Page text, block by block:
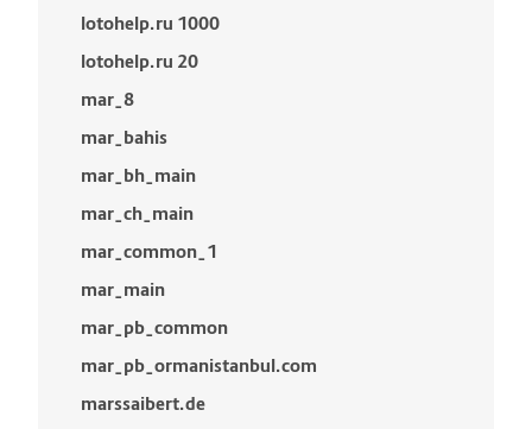
lotohelp.ru 1000
lotohelp.ru 20
mar_8
mar_bahis
mar_bh_main
mar_ch_main
mar_common_1
mar_main
mar_pb_common
mar_pb_ormanistanbul.com
marssaibert.de